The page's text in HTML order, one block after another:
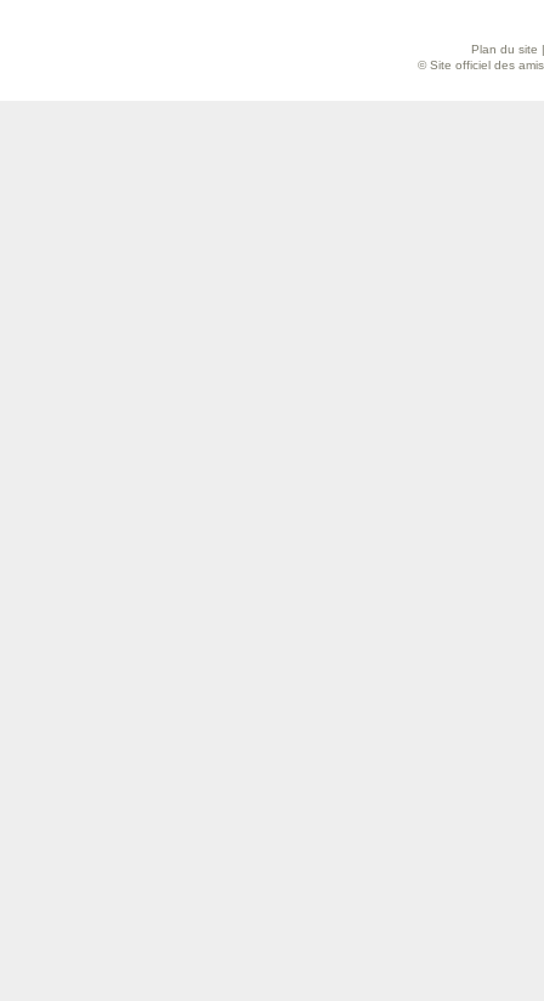
Plan du site
© Site officiel des